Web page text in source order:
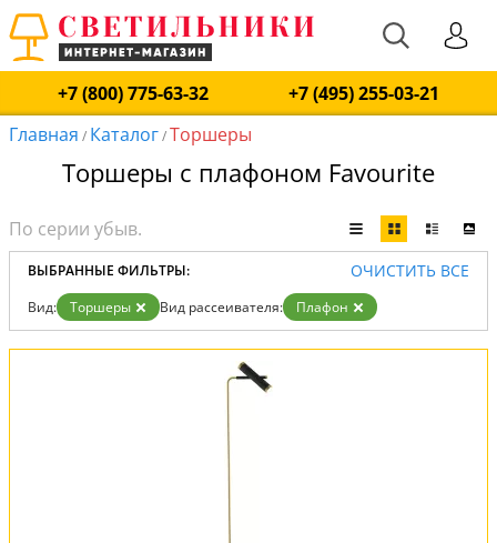
+7 (800) 775-63-32
+7 (495) 255-03-21
Главная / Каталог/Торшеры
Торшеры с плафоном Favourite
ВЫБРАННЫЕ ФИЛЬТРЫ: ОЧИСТИТЬ ВСЕ
Вид: Торшеры Вид рассеивателя: Плафон